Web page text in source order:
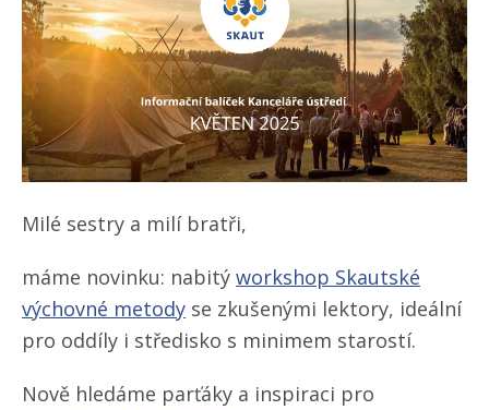
Milé sestry a milí bratři,
máme novinku: nabitý workshop Skautské
výchovné metody se zkušenými lektory, ideální
pro oddíly i středisko s minimem starostí.
Nově hledáme parťáky a inspiraci pro